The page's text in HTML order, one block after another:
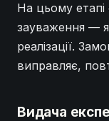
На цьому
зауваження —
реалізації.
виправляє,
Видача